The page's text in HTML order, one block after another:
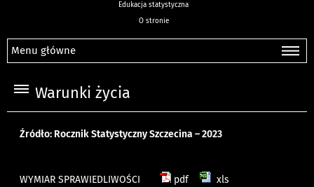
Edukacja statystyczna
O stronie
Menu główne
Warunki życia
Źródło: Rocznik Statystyczny Szczecina – 2023
WYMIAR SPRAWIEDLIWOŚCI pdf
xls